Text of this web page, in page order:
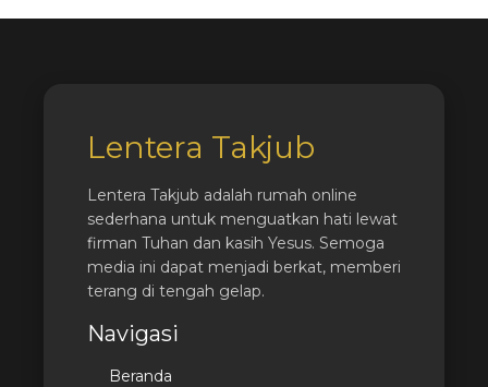
Lentera Takjub
Lentera Takjub adalah rumah online
sederhana untuk menguatkan hati lewat
firman Tuhan dan kasih Yesus. Semoga
media ini dapat menjadi berkat, memberi
terang di tengah gelap.
Navigasi
Beranda